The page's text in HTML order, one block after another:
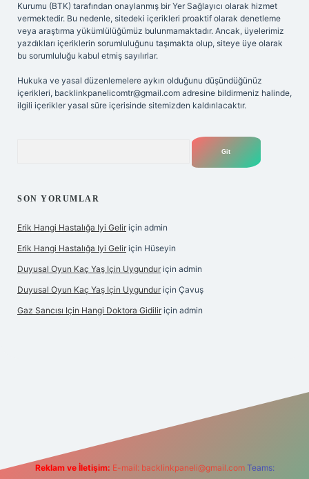
Kurumu (BTK) tarafından onaylanmış bir Yer Sağlayıcı olarak hizmet
vermektedir. Bu nedenle, sitedeki içerikleri proaktif olarak denetleme
veya araştırma yükümlülüğümüz bulunmamaktadır. Ancak, üyelerimiz
yazdıkları içeriklerin sorumluluğunu taşımakta olup, siteye üye olarak
bu sorumluluğu kabul etmiş sayılırlar.
Hukuka ve yasal düzenlemelere aykırı olduğunu düşündüğünüz
içerikleri, backlinkpanelicomtr@gmail.com adresine bildirmeniz halinde,
ilgili içerikler yasal süre içerisinde sitemizden kaldırılacaktır.
SON YORUMLAR
Erik Hangi Hastalığa Iyi Gelir için admin
Erik Hangi Hastalığa Iyi Gelir için Hüseyin
Duyusal Oyun Kaç Yaş Için Uygundur için admin
Duyusal Oyun Kaç Yaş Için Uygundur için Çavuş
Gaz Sancısı Için Hangi Doktora Gidilir için admin
Reklam ve İletişim: E-mail: backlinkpaneli@gmail.com Teams: